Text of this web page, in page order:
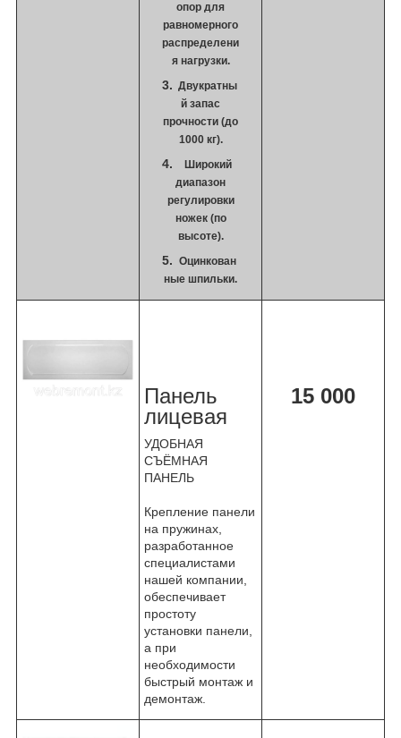
опор для
равномерного
распределени
я нагрузки.
Двукратны
й запас
прочности (до
1000 кг).
Широкий
диапазон
регулировки
ножек (по
высоте).
Оцинкован
ные шпильки.
Панель
лицевая
УДОБНАЯ
СЪЁМНАЯ
ПАНЕЛЬ
Крепление панели
на пружинах,
разработанное
специалистами
нашей компании,
обеспечивает
простоту
установки панели,
а при
необходимости
быстрый монтаж и
демонтаж.
15 000